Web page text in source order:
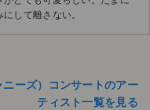
して離さない。
ーズ）コンサートのアー
ティスト一覧を見る